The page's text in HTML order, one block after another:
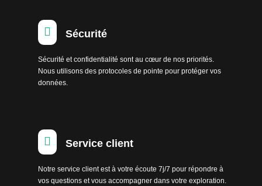
 Sécurité
Sécurité et confidentialité sont au cœur de nos priorités.
Nous utilisons des protocoles de pointe pour protéger vos
données.
 Service client
Notre service client est à votre écoute 7j/7 pour répondre à
vos questions et vous accompagner dans votre exploration.